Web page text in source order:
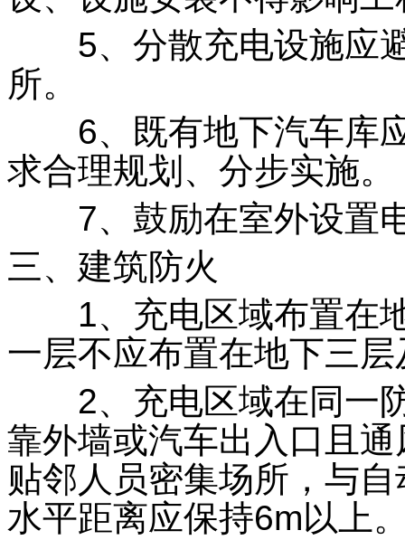
5、分散充电设施应避
所。
6、既有地下汽车库应
求合理规划、分步实施。
7、鼓励在室外设置电
三、建筑防火
1、充电区域布置在地
一层不应布置在地下三
2、充电区域在同一防
靠外墙或汽车出入口且
贴邻人员密集场所，与
水平距离应保持6m以上